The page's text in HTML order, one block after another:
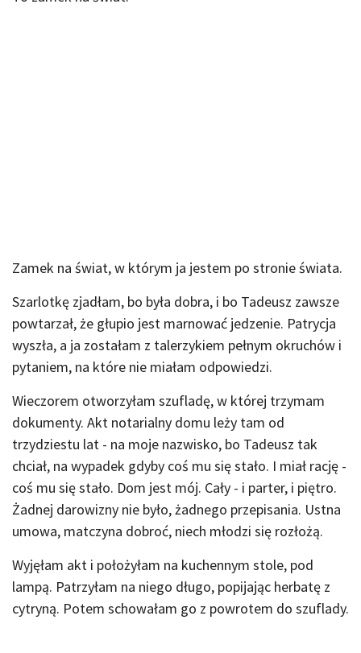
Zamek na świat, w którym ja jestem po stronie świata.
Szarlotkę zjadłam, bo była dobra, i bo Tadeusz zawsze
powtarzał, że głupio jest marnować jedzenie. Patrycja
wyszła, a ja zostałam z talerzykiem pełnym okruchów i
pytaniem, na które nie miałam odpowiedzi.
Wieczorem otworzyłam szufladę, w której trzymam
dokumenty. Akt notarialny domu leży tam od
trzydziestu lat - na moje nazwisko, bo Tadeusz tak
chciał, na wypadek gdyby coś mu się stało. I miał rację -
coś mu się stało. Dom jest mój. Cały - i parter, i piętro.
Żadnej darowizny nie było, żadnego przepisania. Ustna
umowa, matczyna dobroć, niech młodzi się rozłożą.
Wyjęłam akt i położyłam na kuchennym stole, pod
lampą. Patrzyłam na niego długo, popijając herbatę z
cytryną. Potem schowałam go z powrotem do szuflady.